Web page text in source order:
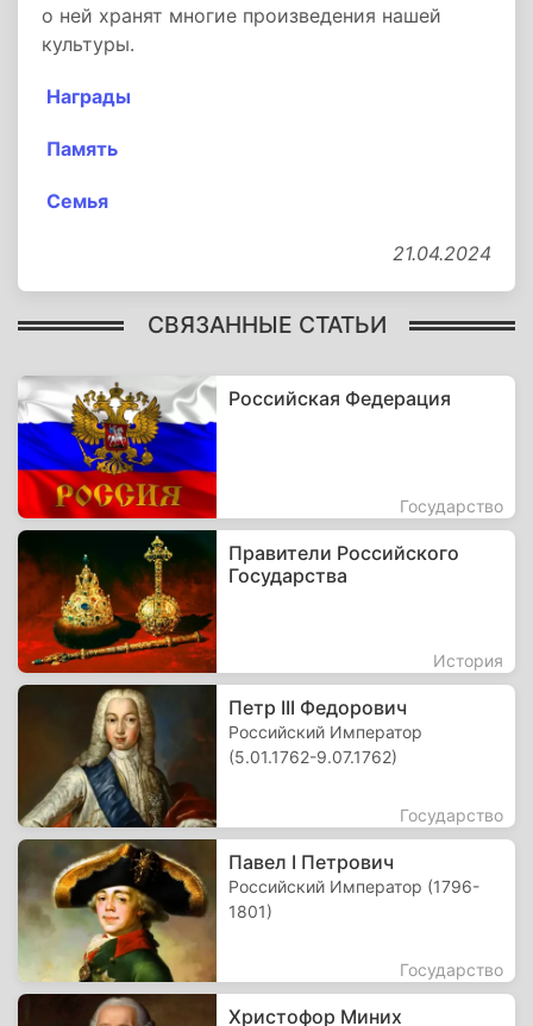
о ней хранят многие произведения нашей
культуры.
Награды
Память
Семья
21.04.2024
СВЯЗАННЫЕ СТАТЬИ
Российская Федерация
Государство
Правители Российского
Государства
История
Петр III Федорович
Российский Император
(5.01.1762-9.07.1762)
Государство
Павел I Петрович
Российский Император (1796-
1801)
Государство
Христофор Миних